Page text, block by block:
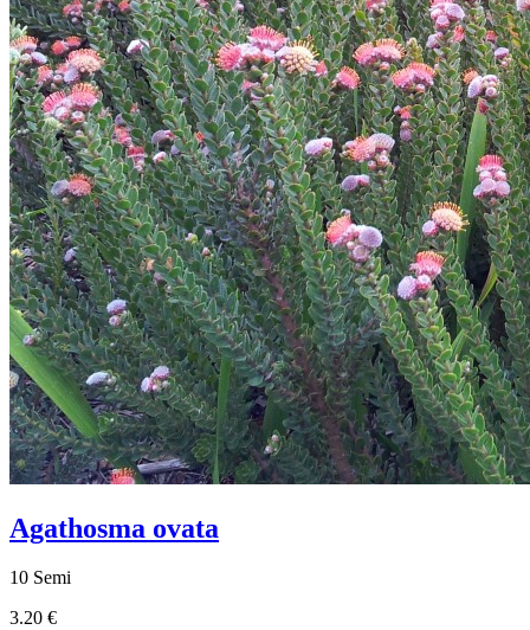
Agathosma ovata
10 Semi
3.20 €